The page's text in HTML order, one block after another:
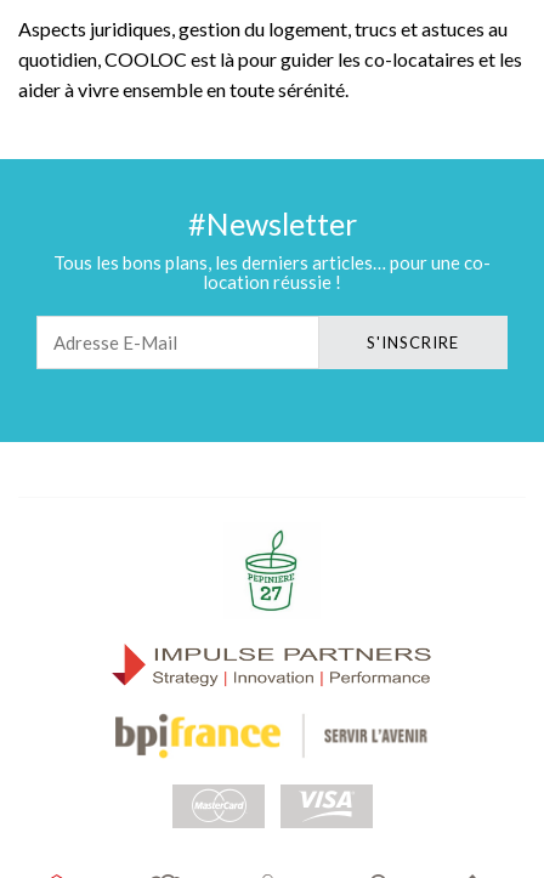
Aspects juridiques, gestion du logement, trucs et astuces au
quotidien, COOLOC est là pour guider les co-locataires et les
aider à vivre ensemble en toute sérénité.
#Newsletter
Tous les bons plans, les derniers articles… pour une co-
location réussie !